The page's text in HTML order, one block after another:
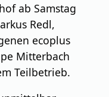
ab Samstag
Redl,
ecoplus
Mitterbach
Teilbetrieb.